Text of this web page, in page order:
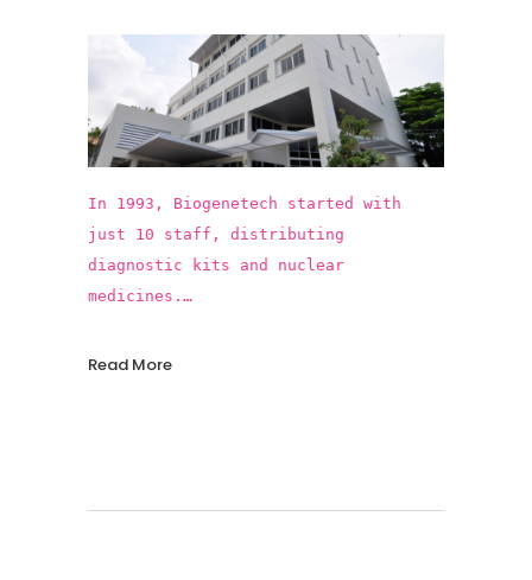
In 1993, Biogenetech started with
just 10 staff, distributing
diagnostic kits and nuclear
medicines.
introduced more than 15 innovative
numerous infectious diseases!
Read More